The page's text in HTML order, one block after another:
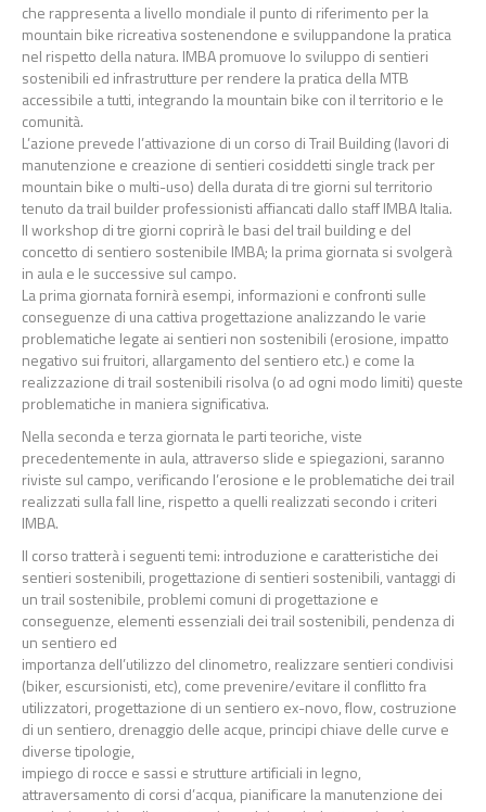
che rappresenta a livello mondiale il punto di riferimento per la
mountain bike ricreativa sostenendone e sviluppandone la pratica
nel rispetto della natura. IMBA promuove lo sviluppo di sentieri
sostenibili ed infrastrutture per rendere la pratica della MTB
accessibile a tutti, integrando la mountain bike con il territorio e le
comunità.
L’azione prevede l’attivazione di un corso di Trail Building (lavori di
manutenzione e creazione di sentieri cosiddetti single track per
mountain bike o multi-uso) della durata di tre giorni sulterritorio
tenuto da trail builder professionisti affiancati dallo staff IMBA Italia.
Ilworkshop di tre giorni coprirà le basi del trail building e del
concetto di sentiero sostenibile IMBA; la prima giornata si svolgerà
in aula e le successive sul campo.
La prima giornata fornirà esempi, informazioni e confronti sulle
conseguenze di una cattivaprogettazione analizzando le varie
problematiche legate ai sentieri non sostenibili (erosione, impatto
negativo sui fruitori, allargamento del sentiero etc.) e come la
realizzazione di trail sostenibili risolva (o ad ogni modo limiti) queste
problematiche in maniera significativa.
Nella seconda e terza giornata le parti teoriche, viste
precedentemente in aula, attraverso slide e spiegazioni, saranno
riviste sul campo, verificando l’erosione e le problematiche dei trail
realizzati sulla fall line, rispetto a quelli realizzati secondo i criteri
IMBA.
Il corsotratterài seguentitemi: introduzione e caratteristiche dei
sentieri sostenibili, progettazione di sentieri sostenibili, vantaggi di
un trail sostenibile, problemi comuni di progettazione e
conseguenze, elementi essenziali dei trail sostenibili, pendenza di
un sentiero ed
importanza dell’utilizzo del clinometro, realizzare sentieri condivisi
(biker, escursionisti, etc), come prevenire/evitare il conflittofra
utilizzatori, progettazione di un sentiero ex-novo,flow, costruzione
di un sentiero, drenaggio delle acque, principi chiave delle curve e
diverse tipologie,
impiego di rocce e sassi e strutture artificiali in legno,
attraversamento di corsi d’acqua, pianificare la manutenzione dei